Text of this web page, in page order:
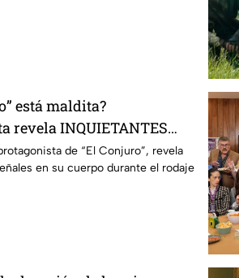
está maldita?
revela INQUIETANTES
cuerpo durante la
la película
de “El Conjuro”, revela
en su cuerpo durante el rodaje